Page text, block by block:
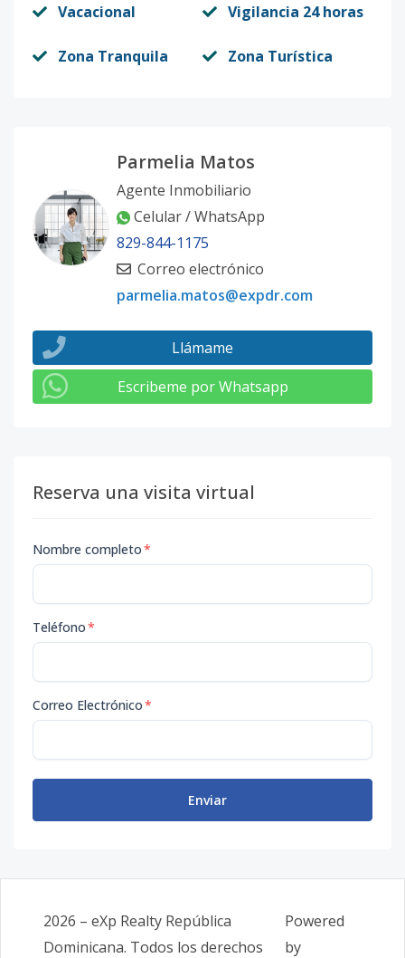
Vacacional Vigilancia 24 horas
Zona Tranquila Zona Turística
Parmelia Matos
Agente Inmobiliario
Celular / WhatsApp
829-844-1175
Correo electrónico
parmelia.matos@expdr.com
Llámame
Escribeme por Whatsapp
Reserva una visita virtual
Nombre completo*
Teléfono*
Correo Electrónico*
Enviar
2026 – eXp Realty República
Dominicana. Todos los derechos
Powered
by